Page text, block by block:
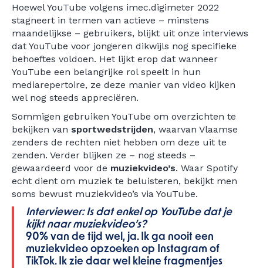
Hoewel YouTube volgens imec.digimeter 2022
stagneert in termen van actieve – minstens
maandelijkse – gebruikers, blijkt uit onze interviews
dat YouTube voor jongeren dikwijls nog specifieke
behoeftes voldoen. Het lijkt erop dat wanneer
YouTube een belangrijke rol speelt in hun
mediarepertoire, ze deze manier van video kijken
wel nog steeds appreciëren.
Sommigen gebruiken YouTube om overzichten te
bekijken van sportwedstrijden, waarvan Vlaamse
zenders de rechten niet hebben om deze uit te
zenden. Verder blijken ze – nog steeds –
gewaardeerd voor de muziekvideo’s. Waar Spotify
echt dient om muziek te beluisteren, bekijkt men
soms bewust muziekvideo’s via YouTube.
Interviewer: Is dat enkel op YouTube dat je
kijkt naar muziekvideo’s?
90% van de tijd wel, ja. Ik ga nooit een
muziekvideo opzoeken op Instagram of
TikTok. Ik zie daar wel kleine fragmentjes